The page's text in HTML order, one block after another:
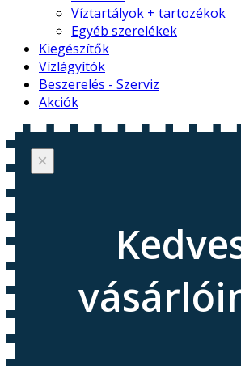
Víztartályok + tartozékok
Egyéb szerelékek
Kiegészítők
Vízlágyítók
Beszerelés - Szerviz
Akciók
×